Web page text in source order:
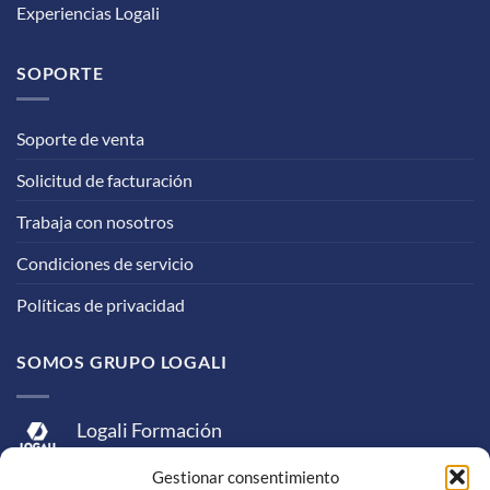
Gestionar consentimiento
Experiencias Logali
SOPORTE
Soporte de venta
Solicitud de facturación
Trabaja con nosotros
Condiciones de servicio
Políticas de privacidad
SOMOS GRUPO LOGALI
Logali Formación
Logali Consultoría